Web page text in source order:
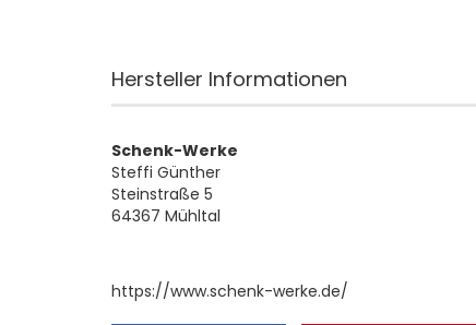
Hersteller Informationen
Schenk-Werke
Steffi Günther
Steinstraße 5
64367 Mühltal
https://www.schenk-werke.de/